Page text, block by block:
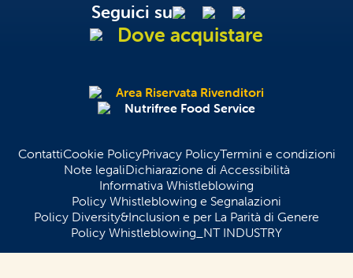
Seguici su
Dove acquistare
Area Riservata Rivenditori
Nutrifree Food Service
ContattiCookie PolicyPrivacy PolicyTermini e condizioni
Note legaliDichiarazione di Accessibilità
Informativa Whistleblowing
Policy Whistleblowing e Segnalazioni
Policy Diversity&Inclusion e per La Parità di Genere
Policy Whistleblowing_NT INDUSTRY